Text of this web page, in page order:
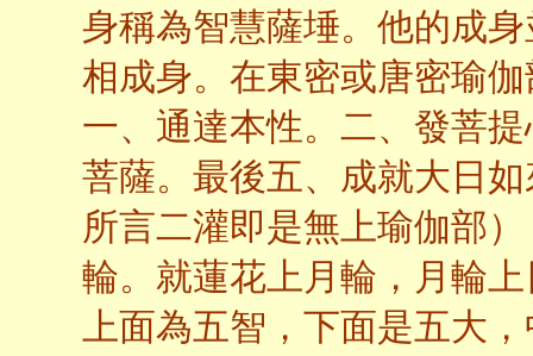
身稱為智慧薩埵。他的成
相成身。在東密或唐密瑜
一、通達本性。二、發菩
菩薩。最後五、成就大日
所言二灌即是無上瑜伽部
輪。就蓮花上月輪，月輪
上面為五智，下面是五大